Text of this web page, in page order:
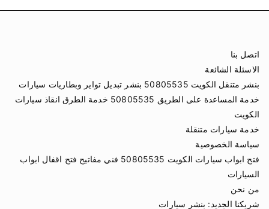
اتصل بنا
الاسئلة الشائعة
بنشر متنقل الكويت 50805535 بنشر تبديل تواير وبطاريات سيارات
خدمة المساعدة على الطريق 50805535 خدمة الطرق انقاذ سيارات
الكويت
خدمة سيارات متنقلة
سياسة الخصوصية
فتح ابواب سيارات الكويت 50805535 فني مفاتيح فتح اقفال ابواب
السيارات
من نحن
شريكنا الجديد: بنشر سيارات